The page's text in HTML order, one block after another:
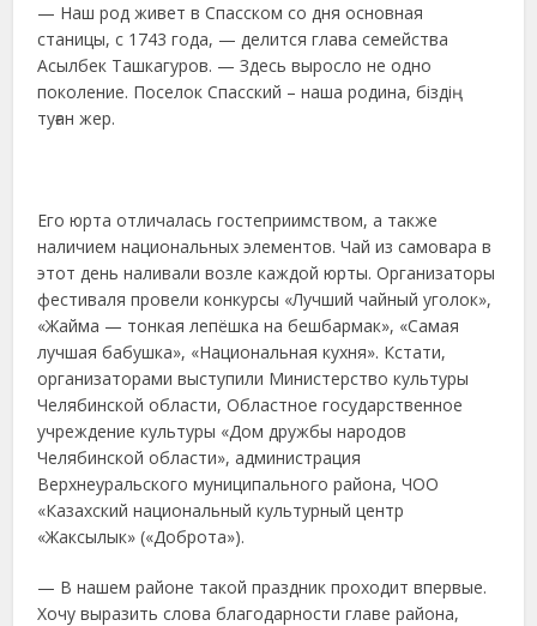
— Наш род живет в Спасском со дня основная
станицы, с 1743 года, — делится глава семейства
Асылбек Ташкагуров. — Здесь выросло не одно
поколение. Поселок Спасский – наша родина, біздің
туған жер.
Его юрта отличалась гостеприимством, а также
наличием национальных элементов. Чай из самовара в
этот день наливали возле каждой юрты. Организаторы
фестиваля провели конкурсы «Лучший чайный уголок»,
«Жайма — тонкая лепёшка на бешбармак», «Самая
лучшая бабушка», «Национальная кухня». Кстати,
организаторами выступили Министерство культуры
Челябинской области, Областное государственное
учреждение культуры «Дом дружбы народов
Челябинской области», администрация
Верхнеуральского муниципального района, ЧОО
«Казахский национальный культурный центр
«Жаксылык» («Доброта»).
— В нашем районе такой праздник проходит впервые.
Хочу выразить слова благодарности главе района,